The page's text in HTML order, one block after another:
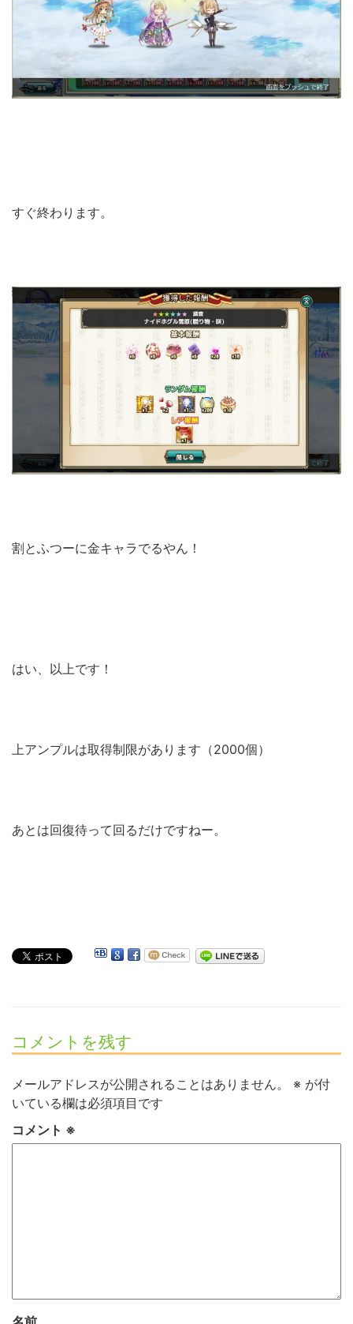
すぐ終わります。
割とふつーに金キャラでるやん！
はい、以上です！
上アンプルは取得制限があります（2000個）
あとは回復待って回るだけですねー。
コメントを残す
メールアドレスが公開されることはありません。 ※ が付
いている欄は必須項目です
コメント ※